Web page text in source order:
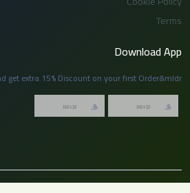
Terms
Download App
get extra 15% Discount on your first Order&mldr;!